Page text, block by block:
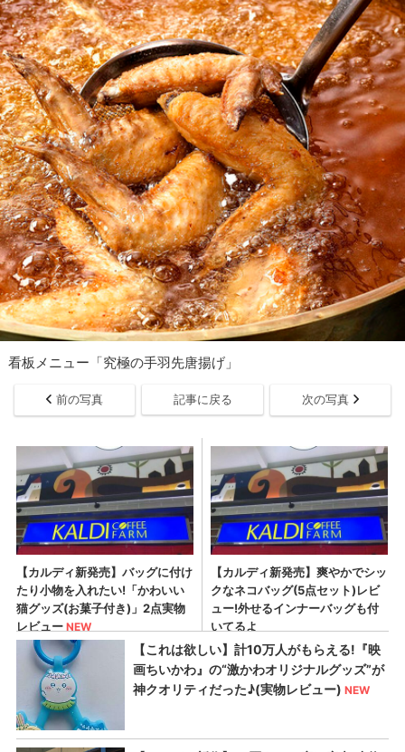
看板メニュー「究極の手羽先唐揚げ」
前の写真 記事に戻る 次の写真